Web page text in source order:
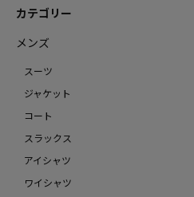
カテゴリー
メンズ
スーツ
ジャケット
コート
スラックス
アイシャツ
ワイシャツ